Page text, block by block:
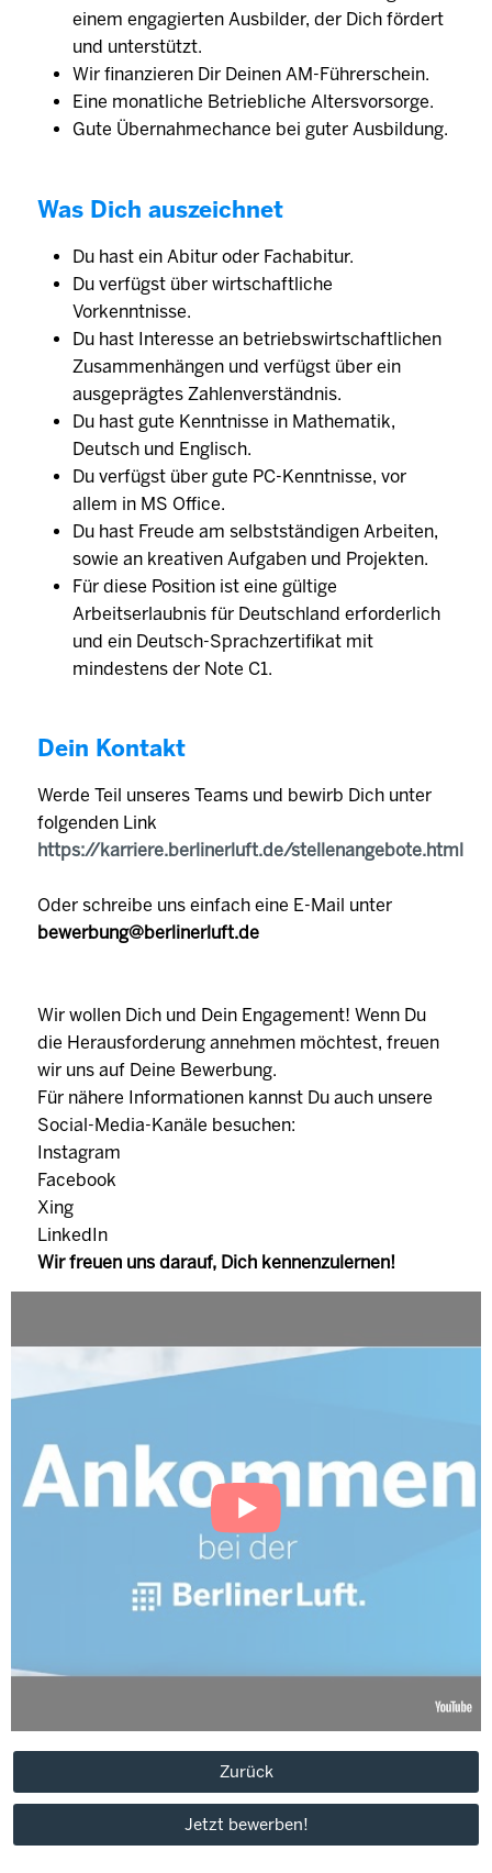
einem engagierten Ausbilder, der Dich fördert
und unterstützt.
Wir finanzieren Dir Deinen AM-Führerschein.
Eine monatliche Betriebliche Altersvorsorge.
Gute Übernahmechance bei guter Ausbildung.
Was Dich auszeichnet
Du hast ein Abitur oder Fachabitur.
Du verfügst über wirtschaftliche
Vorkenntnisse.
Du hast Interesse an betriebswirtschaftlichen
Zusammenhängen und verfügst über ein
ausgeprägtes Zahlenverständnis.
Du hast gute Kenntnisse in Mathematik,
Deutsch und Englisch.
Du verfügst über gute PC-Kenntnisse, vor
allem in MS Office.
Du hast Freude am selbstständigen Arbeiten,
sowie an kreativen Aufgaben und Projekten.
Für diese Position ist eine gültige
Arbeitserlaubnis für Deutschland erforderlich
und ein Deutsch-Sprachzertifikat mit
mindestens der Note C1.
Dein Kontakt
Werde Teil unseres Teams und bewirb Dich unter
folgenden Link
https://karriere.berlinerluft.de/stellenangebote.html
Oder schreibe uns einfach eine E-Mail unter
bewerbung@berlinerluft.de
Wir wollen Dich und Dein Engagement! Wenn Du
die Herausforderung annehmen möchtest, freuen
wir uns auf Deine Bewerbung.
Für nähere Informationen kannst Du auch unsere
Social-Media-Kanäle besuchen:
Instagram
Facebook
Xing
LinkedIn
Wir freuen uns darauf, Dich kennenzulernen!
Zurück
Jetzt bewerben!